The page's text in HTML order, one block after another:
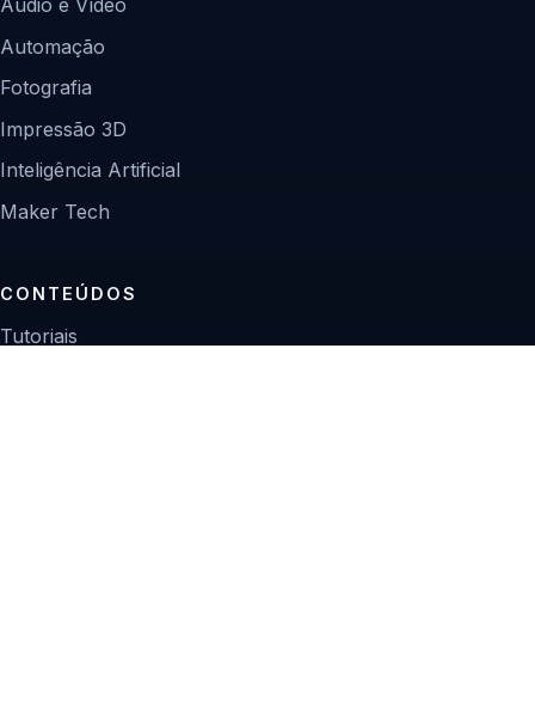
Automação
Fotografia
Impressão 3D
Inteligência Artificial
Maker Tech
CONTEÚDOS
Tutoriais